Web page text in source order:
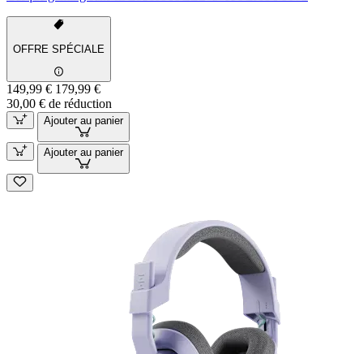
OFFRE SPÉCIALE
149,99 € 179,99 €
30,00 € de réduction
Ajouter au panier
Ajouter au panier